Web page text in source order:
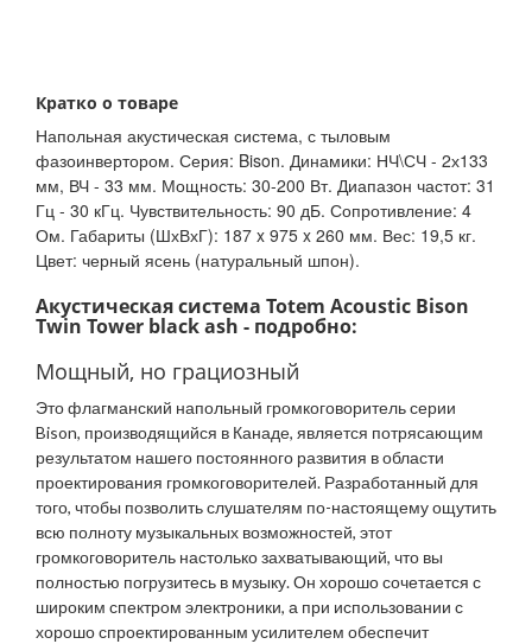
Кратко о товаре
Напольная акустическая система, с тыловым
фазоинвертором. Серия: Bison. Динамики: НЧ\СЧ - 2х133
мм, ВЧ - 33 мм. Мощность: 30-200 Вт. Диапазон частот: 31
Гц - 30 кГц. Чувствительность: 90 дБ. Сопротивление: 4
Ом. Габариты (ШхВхГ): 187 x 975 x 260 мм. Вес: 19,5 кг.
Цвет: черный ясень (натуральный шпон).
Акустическая система Totem Acoustic Bison
Twin Tower black ash - подробно:
Мощный, но грациозный
Это флагманский напольный громкоговоритель серии
Bison, производящийся в Канаде, является потрясающим
результатом нашего постоянного развития в области
проектирования громкоговорителей. Разработанный для
того, чтобы позволить слушателям по-настоящему ощутить
всю полноту музыкальных возможностей, этот
громкоговоритель настолько захватывающий, что вы
полностью погрузитесь в музыку. Он хорошо сочетается с
широким спектром электроники, а при использовании с
хорошо спроектированным усилителем обеспечит